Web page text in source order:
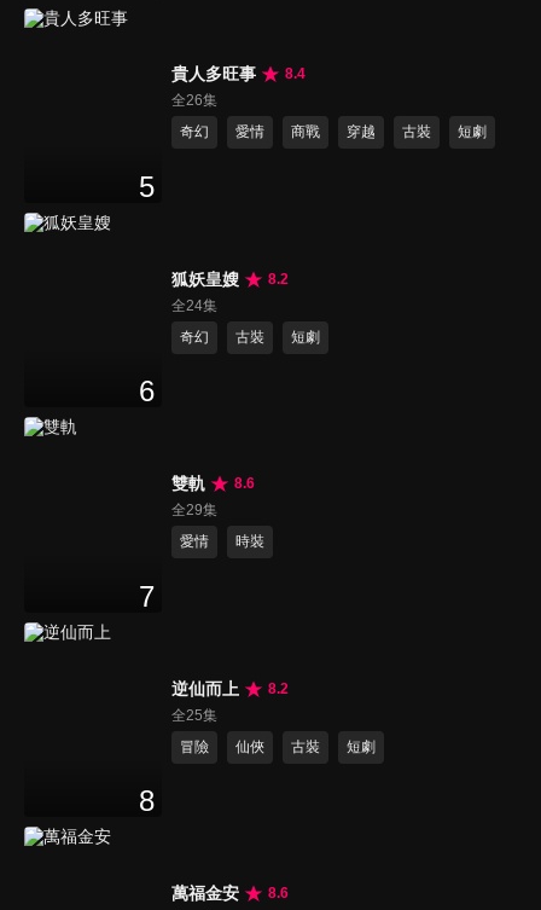
5
貴人多旺事
8.4
全26集
奇幻
愛情 商戰 穿越 古裝 短劇
6
狐妖皇嫂
8.2
全24集
奇幻
古裝 短劇
7
雙軌
8.6
全29集
愛情
時裝
8
逆仙而上
8.2
全25集
冒險
仙俠 古裝 短劇
萬福金安
8.6